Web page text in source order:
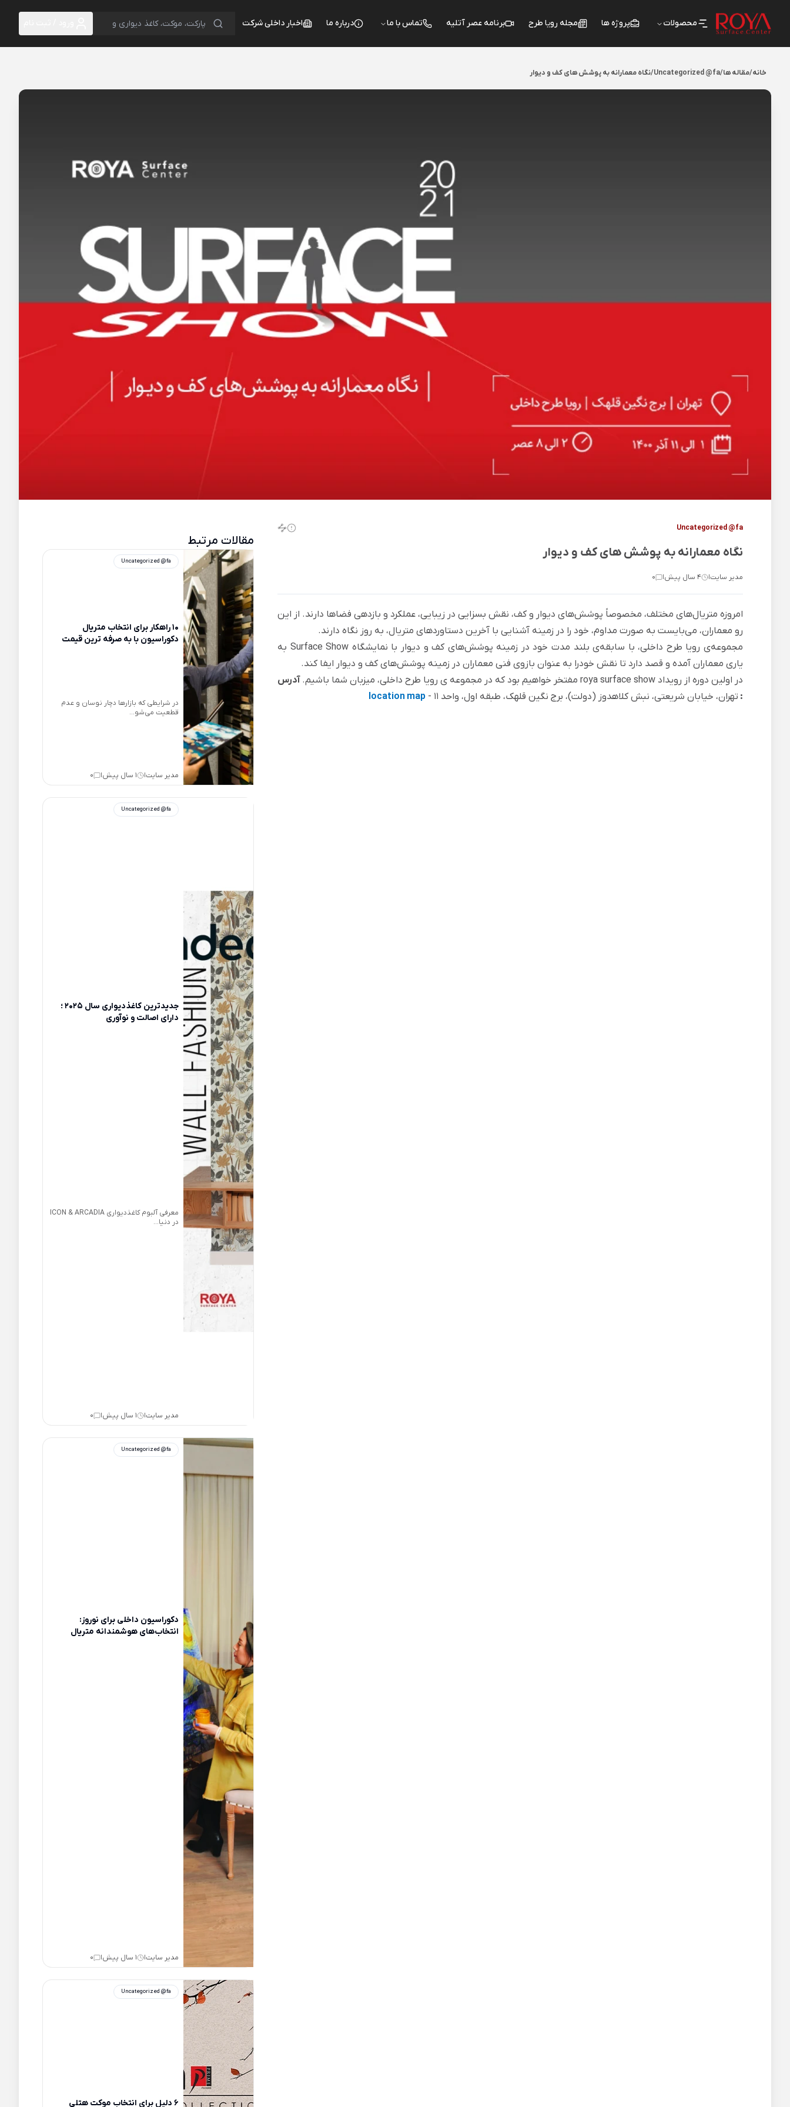
محصولات پروژه ها مجله رویا طرح برنامه عصر آتلیه تماس با ما درباره ما اخبار داخلی شرکت
خانه/مقاله ها/
Uncategorized @fa
/نگاه معمارانه به پوشش های کف و دیوار
Uncategorized @fa
نگاه معمارانه به پوشش های کف و دیوار
مدیر سایت| 4 سال پیش |
0
امروزه متریال‌های مختلف، مخصوصاً پوشش‌های دیوار و کف، نقش بسزایی در زیبایی، عملکرد و بازدهی فضاها دارند. از این
رو معماران، می‌بایست به صورت مداوم، خود را در زمینه آشنایی با آخرین دستاوردهای متریال‌، به روز نگاه دارند.
مجموعه‌ی رویا طرح داخلی، با سابقه‌ی بلند مدت خود در زمینه پوشش‌های کف و دیوار با نمایشگاه Surface Show به
یاری معماران آمده و قصد دارد تا نقش خودرا به عنوان بازوی فنی معماران در زمینه پوشش‌های کف و دیوار ایفا کند.
در اولین دوره از رویداد roya surface show مفتخر خواهیم بود که در مجموعه ی رویا طرح داخلی، میزبان شما باشیم.
آدرس
: تهران، خیابان شریعتی، نبش کلاهدوز (دولت)، برج نگین قلهک، طبقه اول، واحد 11 - location map
مقالات مرتبط
Uncategorized @fa
10 راهکار برای انتخاب متریال
دکوراسیون با به صرفه ترین قیمت
در شرایطی که بازارها دچار نوسان و عدم
قطعیت می‌شو...
مدیر سایت| 1 سال پیش |
0
Uncategorized @fa
جدیدترین کاغذدیواری سال 2025 ؛
دارای اصالت و نوآوری
معرفی آلبوم کاغذدیواری ICON & ARCADIA
در دنیا...
مدیر سایت| 1 سال پیش |
0
Uncategorized @fa
دکوراسیون داخلی برای نوروز:
انتخاب‌های هوشمندانه متریال
مدیر سایت| 1 سال پیش |
0
Uncategorized @fa
6 دلیل برای انتخاب موکت هتلی